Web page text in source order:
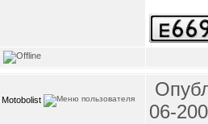
Motobolist
06-